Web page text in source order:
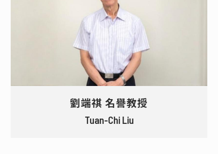
劉端祺 名譽教授
Tuan-Chi Liu